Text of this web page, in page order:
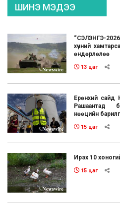
ШИНЭ МЭДЭЭ
“СЭЛЭНГЭ-
хүчний
өндөрлөлөө
13 цаг
Ерөнхий сайд
Рашаантад
нөөцийн
15 цаг
Ирэх 10
15 цаг